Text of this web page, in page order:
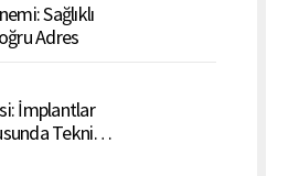
Sağlıklı
Adres
İmplantlar
Teknik